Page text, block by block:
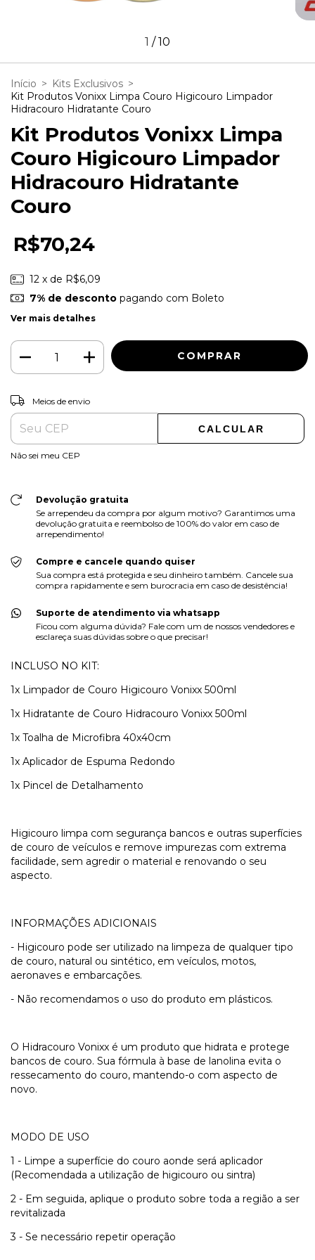
1 /10
Início > Kits Exclusivos >
Kit Produtos Vonixx Limpa Couro Higicouro Limpador
Hidracouro Hidratante Couro
Kit Produtos Vonixx Limpa
Couro Higicouro Limpador
Hidracouro Hidratante
Couro
R$70,24
12 x de R$6,09
7% de descontopagando com Boleto
Ver mais detalhes
Entregas para o CEP:
Meios de envio
CALCULAR
Não sei meu CEP
Devolução gratuita
Se arrependeu da compra por algum motivo? Garantimos uma
devolução gratuita e reembolso de 100% do valor em caso de
arrependimento!
Compre e cancele quando quiser
Sua compra está protegida e seu dinheiro também. Cancele sua
compra rapidamente e sem burocracia em caso de desistência!
Suporte de atendimento via whatsapp
Ficou com alguma dúvida? Fale com um de nossos vendedores e
esclareça suas dúvidas sobre o que precisar!
INCLUSO NO KIT:
1x Limpador de Couro Higicouro Vonixx 500ml
1x Hidratante de Couro Hidracouro Vonixx 500ml
1x Toalha de Microfibra 40x40cm
1x Aplicador de Espuma Redondo
1x Pincel de Detalhamento
Higicouro limpa com segurança bancos e outras superfícies
de couro de veículos e remove impurezas com extrema
facilidade, sem agredir o material e renovando o seu
aspecto.
INFORMAÇÕES ADICIONAIS
- Higicouro pode ser utilizado na limpeza de qualquer tipo
de couro, natural ou sintético, em veículos, motos,
aeronaves e embarcações.
- Não recomendamos o uso do produto em plásticos.
O Hidracouro Vonixx é um produto que hidrata e protege
bancos de couro. Sua fórmula à base de lanolina evita o
ressecamento do couro, mantendo-o com aspecto de
novo.
MODO DE USO
1 - Limpe a superfície do couro aonde será aplicador
(Recomendada a utilização de higicouro ou sintra)
2 - Em seguida, aplique o produto sobre toda a região a ser
revitalizada
3 - Se necessário repetir operação